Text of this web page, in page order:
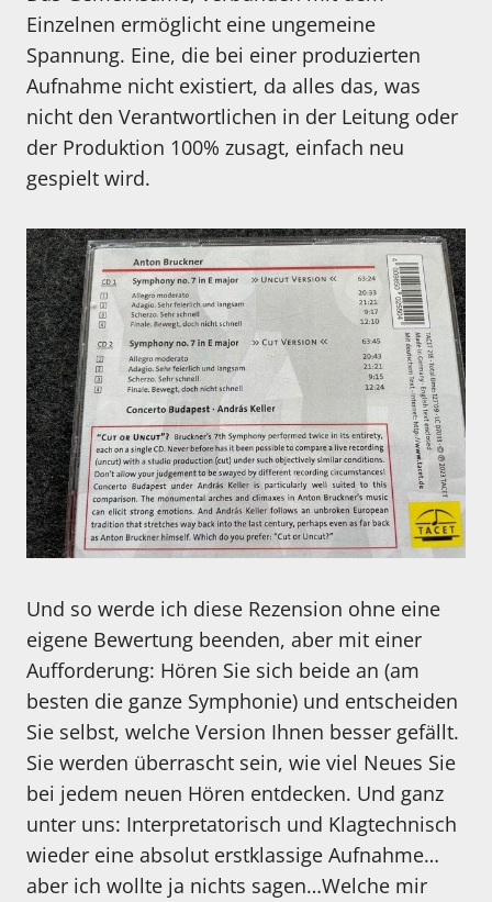
Einzelnen ermöglicht eine ungemeine
Spannung. Eine, die bei einer produzierten
Aufnahme nicht existiert, da alles das, was
nicht den Verantwortlichen in der Leitung oder
der Produktion 100% zusagt, einfach neu
gespielt wird.
Und so werde ich diese Rezension ohne eine
eigene Bewertung beenden, aber mit einer
Aufforderung: Hören Sie sich beide an (am
besten die ganze Symphonie) und entscheiden
Sie selbst, welche Version Ihnen besser gefällt.
Sie werden überrascht sein, wie viel Neues Sie
bei jedem neuen Hören entdecken. Und ganz
unter uns: Interpretatorisch und Klagtechnisch
wieder eine absolut erstklassige Aufnahme…
aber ich wollte ja nichts sagen…Welche mir